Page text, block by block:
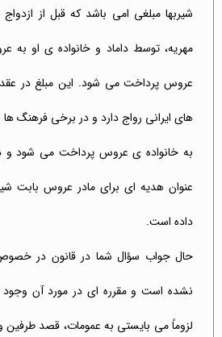
شیربها مبلغی امی باشد که قبل از
مهریه، توسط داماد و خانواده ی او
عروس پرداخت می شود. این مبلغ در عقد
های ایرانی رواج دارد و در برخی فرهنگ
به خانواده ی عروس پرداخت می شود و
عنوان هدیه ای برای مادر عروس
داده است.
حال جواب سؤال شما در قانون در
نشده است و مقرره ای در مورد آن وجود
لزوماً می بایستی به عمومات، قصد طرفین